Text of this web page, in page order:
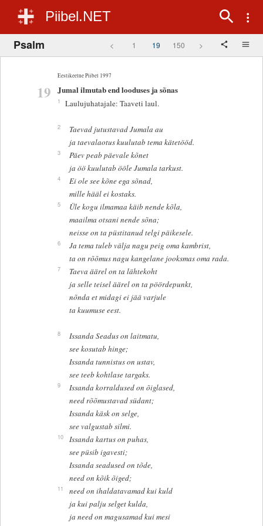
Piibel.NET
Psalm < 1 19 150 >
Eestikeelne Piibel 1997
19 Jumal ilmutab end looduses ja sõnas
1 Laulujuhatajale: Taaveti laul.
2
Taevad jutustavad Jumala au
ja taevalaotus kuulutab tema kätetööd.
3
Päev peab päevale kõnet
ja öö kuulutab ööle Jumala tarkust.
4
Ei ole see kõne ega sõnad,
mille hääl ei kostaks.
5
Üle kogu ilmamaa käib nende kõla,
maailma otsani nende sõna;
neisse on ta püstitanud telgi päikesele.
6
Ja tema tuleb välja nagu peig oma kambrist,
ta on rõõmus nagu kangelane jooksmas oma rada.
7
Taeva äärel on ta lähtekoht
ja selle teisel äärel on ta pöördepunkt,
nõnda et midagi ei jää varjule
ta kuumuse eest.
8
Issanda Seadus on laitmatu,
see kosutab hinge;
Issanda tunnistus on ustav,
see teeb kohtlase targaks.
9
Issanda korraldused on õiglased,
need rõõmustavad südant;
Issanda käsk on selge,
see valgustab silmi.
10
Issanda kartus on puhas,
see püsib igavesti;
Issanda seadused on tõde,
need on kõik õiged;
11
need on ihaldatavamad kui kuld
ja kui palju selget kulda,
ja need on magusamad kui mesi